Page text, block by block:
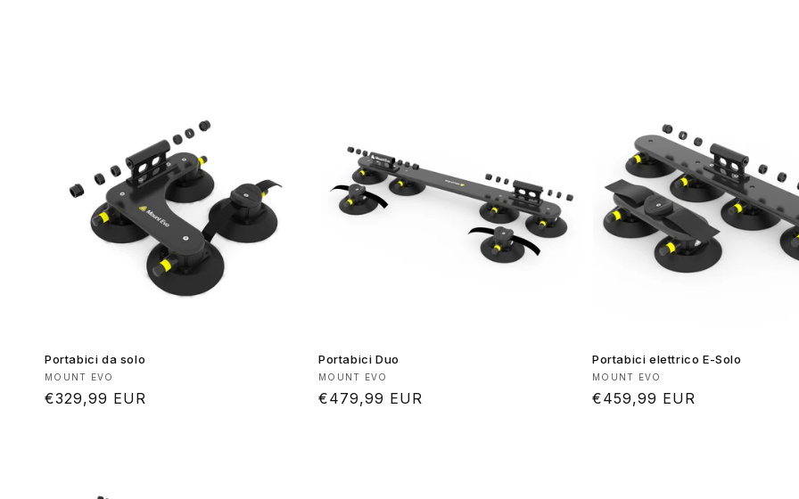
Portabici da solo
Produttore:
MOUNT EVO
Prezzo
€329,99 EUR
Portabici Duo
Produttore:
MOUNT EVO
Prezzo
€479,99 EUR
Portabici elettrico E-Solo
Produttore:
MOUNT EVO
Prezzo
€459,99 EUR